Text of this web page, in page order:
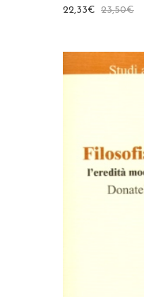
23,50€
22,33€